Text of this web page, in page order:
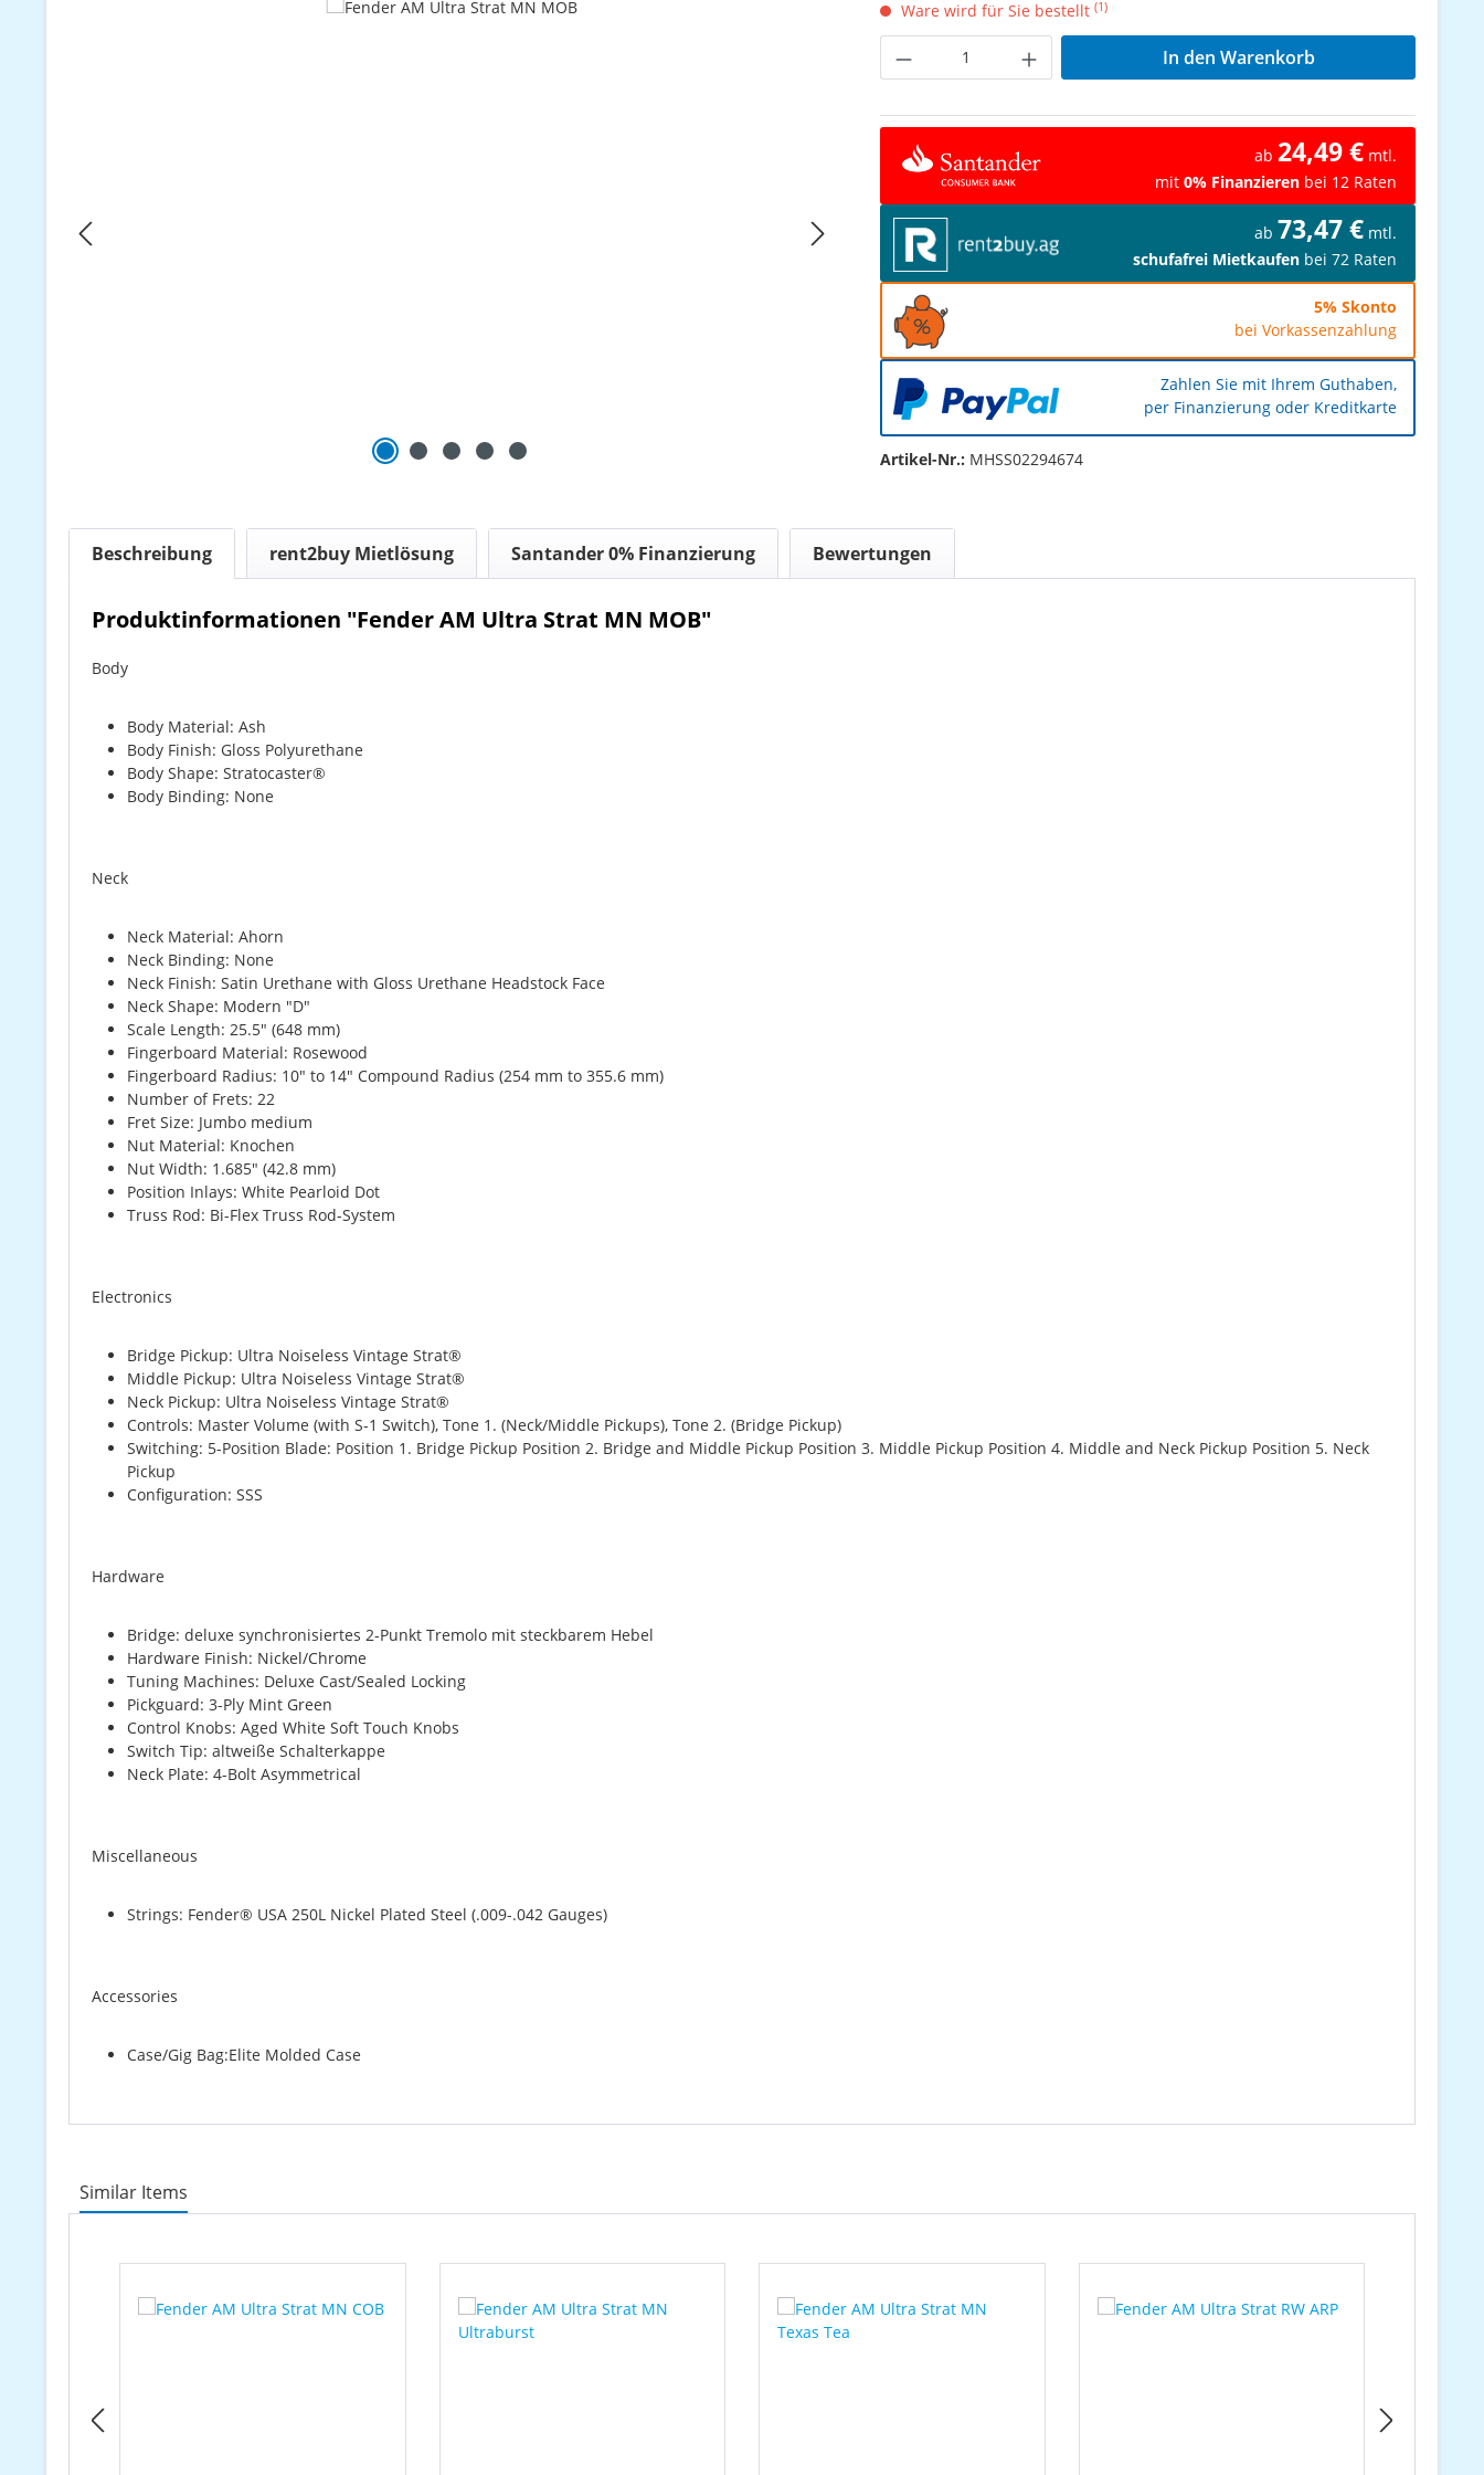
Ware wird für Sie bestellt (1)
Produkt Anzahl: Gib den gewünschten Wert
In den Warenkorb
ab 24,49 € mtl.
mit 0% Finanzieren bei 12 Raten
ab 73,47 € mtl.
schufafrei Mietkaufen bei 72 Raten
5% Skonto
bei Vorkassenzahlung
Zahlen Sie mit Ihrem Guthaben,
per Finanzierung oder Kreditkarte
Artikel-Nr.: MHSS02294674
Beschreibung rent2buy Mietlösung Santander 0% Finanzierung Bewertungen
Produktinformationen "Fender AM Ultra Strat MN MOB"
Body
Body Material: Ash
Body Finish: Gloss Polyurethane
Body Shape: Stratocaster®
Body Binding: None
Neck
Neck Material: Ahorn
Neck Binding: None
Neck Finish: Satin Urethane with Gloss Urethane Headstock Face
Neck Shape: Modern "D"
Scale Length: 25.5" (648 mm)
Fingerboard Material: Rosewood
Fingerboard Radius: 10" to 14" Compound Radius (254 mm to 355.6 mm)
Number of Frets: 22
Fret Size: Jumbo medium
Nut Material: Knochen
Nut Width: 1.685" (42.8 mm)
Position Inlays: White Pearloid Dot
Truss Rod: Bi-Flex Truss Rod-System
Electronics
Bridge Pickup: Ultra Noiseless Vintage Strat®
Middle Pickup: Ultra Noiseless Vintage Strat®
Neck Pickup: Ultra Noiseless Vintage Strat®
Controls: Master Volume (with S-1 Switch), Tone 1. (Neck/Middle Pickups), Tone 2. (Bridge Pickup)
Switching: 5-Position Blade: Position 1. Bridge Pickup Position 2. Bridge and Middle Pickup Position 3. Middle Pickup Position 4. Middle and Neck Pickup Position 5. Neck
Pickup
Configuration: SSS
Hardware
Bridge: deluxe synchronisiertes 2-Punkt Tremolo mit steckbarem Hebel
Hardware Finish: Nickel/Chrome
Tuning Machines: Deluxe Cast/Sealed Locking
Pickguard: 3-Ply Mint Green
Control Knobs: Aged White Soft Touch Knobs
Switch Tip: altweiße Schalterkappe
Neck Plate: 4-Bolt Asymmetrical
Miscellaneous
Strings: Fender® USA 250L Nickel Plated Steel (.009-.042 Gauges)
Accessories
Case/Gig Bag:Elite Molded Case
Similar Items